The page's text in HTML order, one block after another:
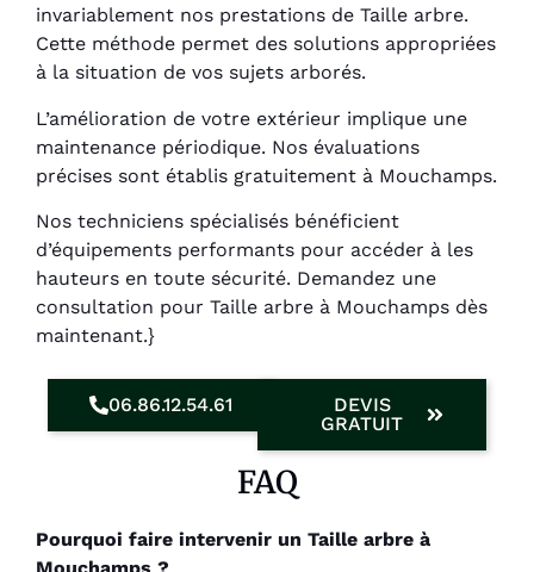
invariablement nos prestations de Taille arbre.
Cette méthode permet des solutions appropriées
à la situation de vos sujets arborés.
L’amélioration de votre extérieur implique une
maintenance périodique. Nos évaluations
précises sont établis gratuitement à Mouchamps.
Nos techniciens spécialisés bénéficient
d’équipements performants pour accéder à les
hauteurs en toute sécurité. Demandez une
consultation pour Taille arbre à Mouchamps dès
maintenant.}
06.86.12.54.61
DEVIS
GRATUIT
FAQ
Pourquoi faire intervenir un Taille arbre à